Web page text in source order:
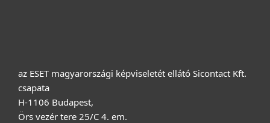
az ESET magyarországi képviseletét ellátó Sicontact Kft.
csapata
H-1106 Budapest,
Örs vezér tere 25/C 4. em.